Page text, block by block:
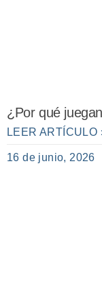
¿Por qué
LEER ARTÍCULO
16 de junio, 2026